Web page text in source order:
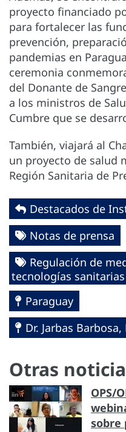
proyecto financiado
para fortalecer las
prevención,
pandemias en
ceremonia
del Donante de
a los ministros de
Cumbre que se
También, viajará al
un proyecto de salud
Región Sanitaria de
Destacados de
Notas de prensa
Regulación de
tecnologías sanitarias
Paraguay
Dr. Jarbas
Otras
OPS/
sobre